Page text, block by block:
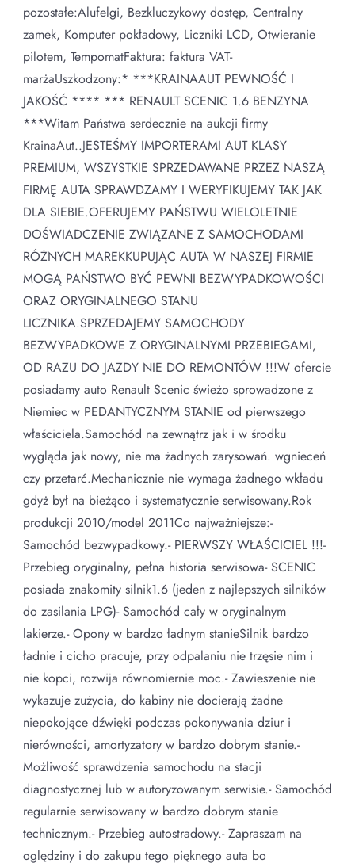
pozostałe:Alufelgi, Bezkluczykowy dostęp, Centralny
zamek, Komputer pokładowy, Liczniki LCD, Otwieranie
pilotem, TempomatFaktura: faktura VAT-
marżaUszkodzony:* ***KRAINAAUT PEWNOŚĆ I
JAKOŚĆ **** *** RENAULT SCENIC 1.6 BENZYNA
***Witam Państwa serdecznie na aukcji firmy
KrainaAut..JESTEŚMY IMPORTERAMI AUT KLASY
PREMIUM, WSZYSTKIE SPRZEDAWANE PRZEZ NASZĄ
FIRMĘ AUTA SPRAWDZAMY I WERYFIKUJEMY TAK JAK
DLA SIEBIE.OFERUJEMY PAŃSTWU WIELOLETNIE
DOŚWIADCZENIE ZWIĄZANE Z SAMOCHODAMI
RÓŻNYCH MAREKKUPUJĄC AUTA W NASZEJ FIRMIE
MOGĄ PAŃSTWO BYĆ PEWNI BEZWYPADKOWOŚCI
ORAZ ORYGINALNEGO STANU
LICZNIKA.SPRZEDAJEMY SAMOCHODY
BEZWYPADKOWE Z ORYGINALNYMI PRZEBIEGAMI,
OD RAZU DO JAZDY NIE DO REMONTÓW !!!W ofercie
posiadamy auto Renault Scenic świeżo sprowadzone z
Niemiec w PEDANTYCZNYM STANIE od pierwszego
właściciela.Samochód na zewnątrz jak i w środku
wygląda jak nowy, nie ma żadnych zarysowań. wgnieceń
czy przetarć.Mechanicznie nie wymaga żadnego wkładu
gdyż był na bieżąco i systematycznie serwisowany.Rok
produkcji 2010/model 2011Co najważniejsze:-
Samochód bezwypadkowy.- PIERWSZY WŁAŚCICIEL !!!-
Przebieg oryginalny, pełna historia serwisowa- SCENIC
posiada znakomity silnik1.6 (jeden z najlepszych silników
do zasilania LPG)- Samochód cały w oryginalnym
lakierze.- Opony w bardzo ładnym stanieSilnik bardzo
ładnie i cicho pracuje, przy odpalaniu nie trzęsie nim i
nie kopci, rozwija równomiernie moc.- Zawieszenie nie
wykazuje zużycia, do kabiny nie docierają żadne
niepokojące dźwięki podczas pokonywania dziur i
nierówności, amortyzatory w bardzo dobrym stanie.-
Możliwość sprawdzenia samochodu na stacji
diagnostycznej lub w autoryzowanym serwisie.- Samochód
regularnie serwisowany w bardzo dobrym stanie
technicznym.- Przebieg autostradowy.- Zapraszam na
oględziny i do zakupu tego pięknego auta bo